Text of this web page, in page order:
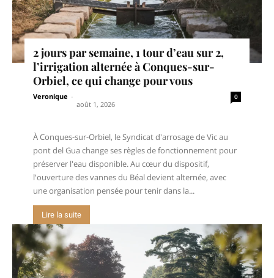
2 jours par semaine, 1 tour d’eau sur 2,
l’irrigation alternée à Conques-sur-
Orbiel, ce qui change pour vous
Veronique
août 1, 2026
0
À Conques-sur-Orbiel, le Syndicat d'arrosage de Vic au
pont del Gua change ses règles de fonctionnement pour
préserver l'eau disponible. Au cœur du dispositif,
l'ouverture des vannes du Béal devient alternée, avec
une organisation pensée pour tenir dans la...
Lire la suite